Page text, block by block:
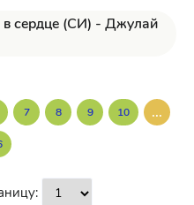
в сердце (СИ) - Джулай
7 8 9 10 ...